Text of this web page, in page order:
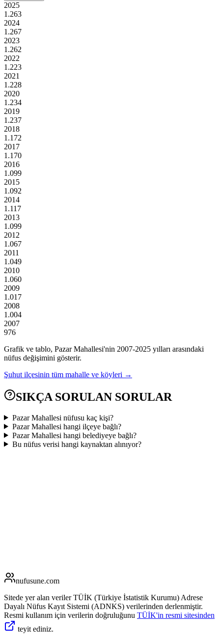
2025
1.263
2024
1.267
2023
1.262
2022
1.223
2021
1.228
2020
1.234
2019
1.237
2018
1.172
2017
1.170
2016
1.099
2015
1.092
2014
1.117
2013
1.099
2012
1.067
2011
1.049
2010
1.060
2009
1.017
2008
1.004
2007
976
Grafik ve tablo, PazarMahallesi'nin 2007-2025 yılları arasındaki
nüfus değişimini gösterir.
Şuhut ilçesinin tüm mahalle ve köyleri →
SIKÇA SORULAN SORULAR
Pazar Mahallesi nüfusu kaç kişi?
Pazar Mahallesi hangi ilçeye bağlı?
Pazar Mahallesi hangi belediyeye bağlı?
Bu nüfus verisi hangi kaynaktan alınıyor?
nufusune.com
Sitede yer alan veriler TÜİK (Türkiye İstatistik Kurumu) Adrese
Dayalı Nüfus Kayıt Sistemi (ADNKS) verilerinden derlenmiştir.
Resmi kullanım için verilerin doğruluğunu TÜİK'in resmi sitesinden
teyit ediniz.